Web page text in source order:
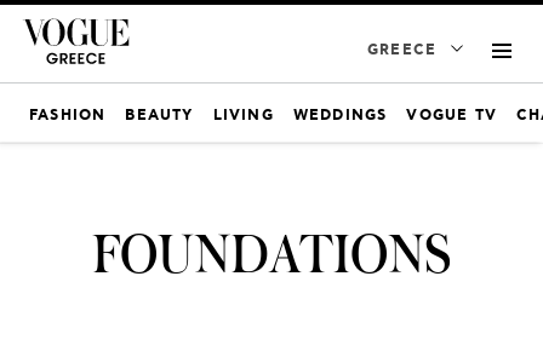
GREECE
FASHION BEAUTY LIVING WEDDINGS VOGUE TV
FOUNDATIONS